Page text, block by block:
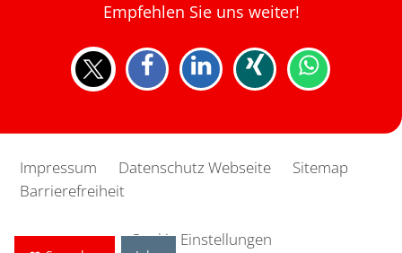
Empfehlen Sie uns weiter!
Impressum Datenschutz Webseite
Sitemap
Barrierefreiheit
Cookie Einstellungen